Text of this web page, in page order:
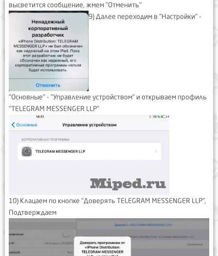
высветится сообщение, жмем "Отменить"
9) Далее переходим в "Настройки" -
"Основные" - "Управление устройством" и открываем профиль
"TELEGRAM MESSENGER LLP"
10) Клацаем по кнопке "Доверять TELEGRAM MESSENGER LLP",
Подтверждаем